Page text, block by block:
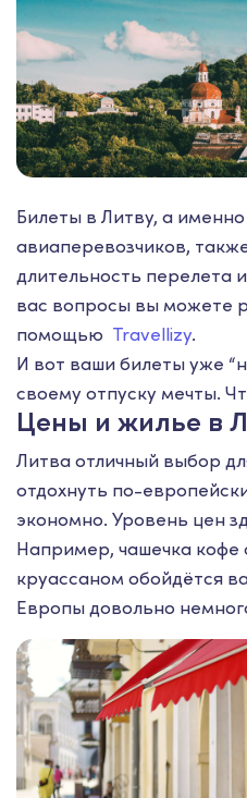
Билеты в Литву, а
авиаперевозчиков,
длительность перелета
вас вопросы вы можете
помощью Travellizy.
И вот ваши билеты уже
своему отпуску мечты.
Цены и жилье в
Литва отличный выбор
отдохнуть по-
экономно. Уровень цен
Например, чашечка
круассаном обойдётся
Европы довольно